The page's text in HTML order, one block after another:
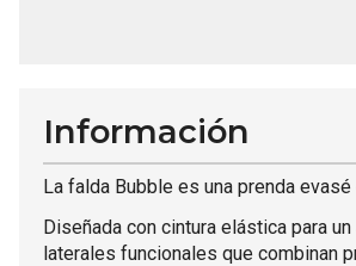
Información
La falda Bubble es una prenda
Diseñada con cintura elástica para
laterales funcionales que combinan